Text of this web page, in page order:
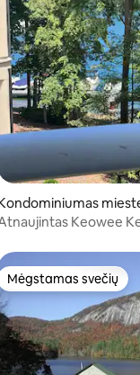
4,54 iš 5,
Keowee
Mėgstamas svečių
Mėgstamas svečių